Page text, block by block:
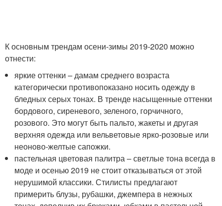
К основным трендам осени-зимы 2019-2020 можно
отнести:
яркие оттенки – дамам среднего возраста
категорически противопоказано носить одежду в
бледных серых тонах. В тренде насыщенные оттенки
бордового, сиреневого, зеленого, горчичного,
розового. Это могут быть пальто, жакеты и другая
верхняя одежда или вельветовые ярко-розовые или
неоново-желтые сапожки.
пастельная цветовая палитра – светлые тона всегда в
моде и осенью 2019 не стоит отказываться от этой
нерушимой классики. Стилисты предлагают
примерить блузы, рубашки, джемпера в нежных